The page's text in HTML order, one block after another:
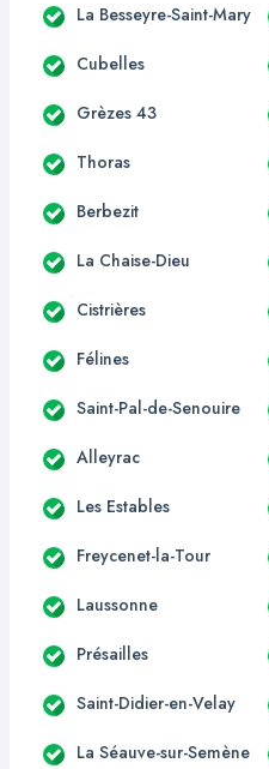
La Besseyre-Saint-Mary
Cubelles
Grèzes 43
Thoras
Berbezit
La Chaise-Dieu
Cistrières
Félines
Saint-Pal-de-Senouire
Alleyrac
Les Estables
Freycenet-la-Tour
Laussonne
Présailles
Saint-Didier-en-Velay
La Séauve-sur-Semène